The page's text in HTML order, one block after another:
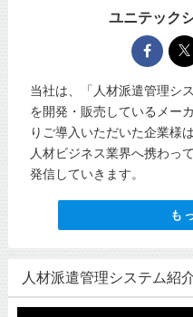
ユニテック
当社は、「人材派遣管理シ
を開発・販売しているメー
りご導入いただいた企業様
人材ビジネス業界へ携わっ
発信していきます。
も
人材派遣管理システム紹